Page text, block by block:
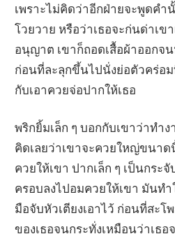
เพราะไม่คิดว่าอีกฝ่ายจะพูดคำ
โวยวาย หรือว่าเธอจะก่นด่าเข
อนุญาต เขาก็ถอดเสื้อผ้าออกจ
ก่อนที่ละลุกขึ้นไปนั่งย่อตัวคร่อ
กับเอาควยจ่อปากให้เธอ
พริกยิ้มเล็ก ๆ บอกกับเขาว่าทำ
คิดเลยว่าเขาจะควยใหญ่ขนาด
ควยให้เขา ปากเล็ก ๆ เป็นกระ
ครอบลงไปอมควยให้เขา มันท
มือจับหัวเตียงเอาไว้ ก่อนที่สะโ
ของเธอจนกระทั่งเหมือนว่าเธอ